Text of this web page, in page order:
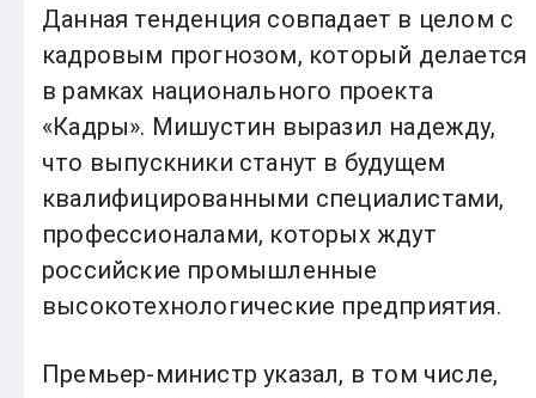
Данная тенденция совпадает в целом с
кадровым прогнозом, который делается
в рамках национального проекта
«Кадры». Мишустин выразил надежду,
что выпускники станут в будущем
квалифицированными специалистами,
профессионалами, которых ждут
российские промышленные
высокотехнологические предприятия.
Премьер-министр указал, в том числе,